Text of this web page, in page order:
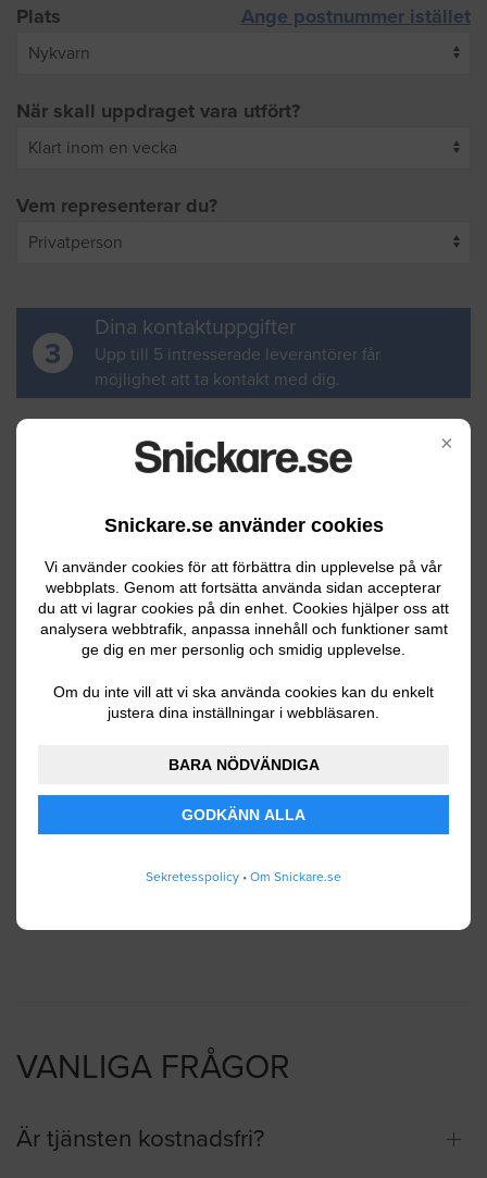
×
Snickare.se använder cookies
Vi använder cookies för att förbättra din upplevelse på vår
webbplats. Genom att fortsätta använda sidan accepterar
du att vi lagrar cookies på din enhet. Cookies hjälper oss att
analysera webbtrafik, anpassa innehåll och funktioner samt
ge dig en mer personlig och smidig upplevelse.
Om du inte vill att vi ska använda cookies kan du enkelt
justera dina inställningar i webbläsaren.
BARA NÖDVÄNDIGA
GODKÄNN ALLA
Sekretesspolicy • Om Snickare.se
Plats Ange postnummer istället
När skall uppdraget vara utfört?
Vem representerar du?
3
Dina kontaktuppgifter
Upp till 5 intresserade leverantörer får
möjlighet att ta kontakt med dig.
Ditt för- och efternamn
Din e-postadress
Ditt telefonnummer
mina personuppgifter enligtanvändarvillkoren
VANLIGA FRÅGOR
Är tjänsten kostnadsfri?